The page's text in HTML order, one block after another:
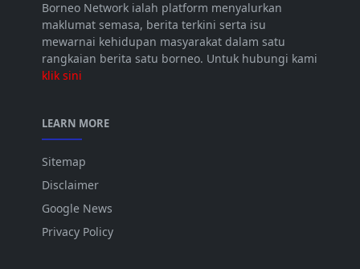
Borneo Network ialah platform menyalurkan
maklumat semasa, berita terkini serta isu
mewarnai kehidupan masyarakat dalam satu
rangkaian berita satu borneo. Untuk hubungi kami
klik sini
LEARN MORE
Sitemap
Disclaimer
Google News
Privacy Policy